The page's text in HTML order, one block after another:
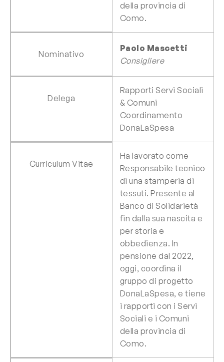
della provincia di
Como.
Nominativo
Paolo Mascetti
Consigliere
Delega
Rapporti Servi Sociali
& Comuni
Coordinamento
DonaLaSpesa
Curriculum Vitae
Ha lavorato come
Responsabile tecnico
di una stamperia di
tessuti. Presente al
Banco di Solidarietà
fin dalla sua nascita e
per storia e
obbedienza. In
pensione dal 2022,
oggi, coordina il
gruppo di progetto
DonaLaSpesa, e tiene
i rapporti con i Servi
Sociali e i Comuni
della provincia di
Como.